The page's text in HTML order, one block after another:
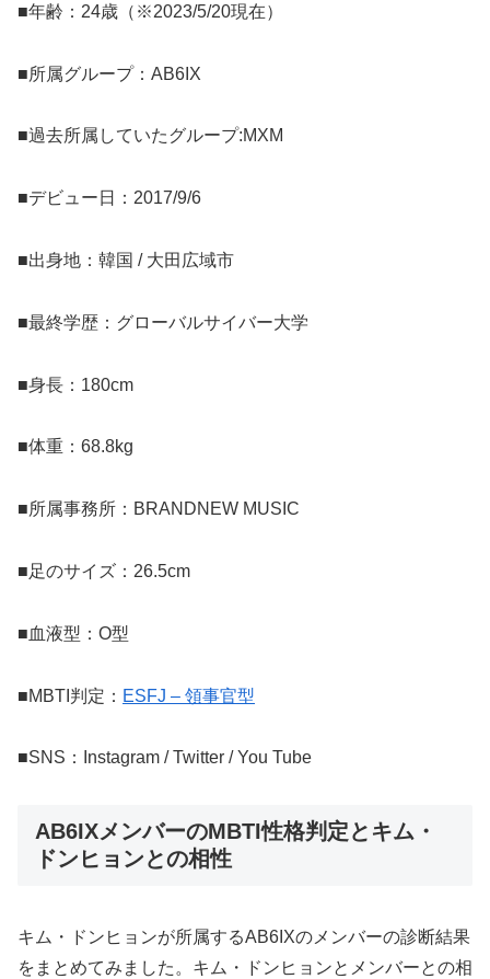
■年齢：24歳（※2023/5/20現在）
■所属グループ：AB6IX
■過去所属していたグループ:MXM
■デビュー日：2017/9/6
■出身地：韓国 / 大田広域市
■最終学歴：グローバルサイバー大学
■身長：180cm
■体重：68.8kg
■所属事務所：BRANDNEW MUSIC
■足のサイズ：26.5cm
■血液型：O型
■MBTI判定： ESFJ – 領事官型
■SNS：Instagram / Twitter / You Tube
AB6IXメンバーのMBTI性格判定とキム・
ドンヒョンとの相性
キム・ドンヒョンが所属するAB6IXのメンバーの診断結果
をまとめてみました。キム・ドンヒョンとメンバーとの相